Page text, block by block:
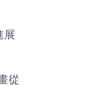
展
從